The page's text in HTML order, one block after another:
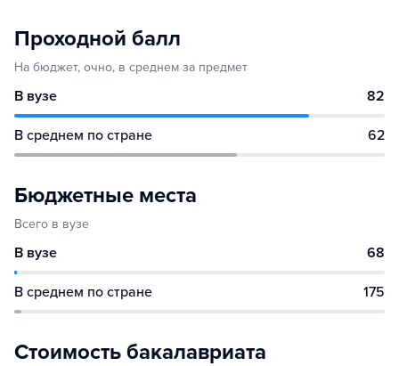
Проходной балл
На бюджет, очно, в среднем за предмет
В вузе 82
В среднем по стране 62
Бюджетные места
Всего в вузе
В вузе 68
В среднем по стране 175
Стоимость бакалавриата